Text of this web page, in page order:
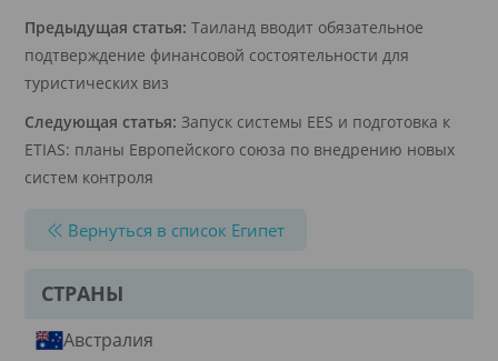
Предыдущая статья: Таиланд вводит обязательное
подтверждение финансовой состоятельности для
туристических виз
Следующая статья: Запуск системы EES и подготовка к
ETIAS: планы Европейского союза по внедрению новых
систем контроля
Вернуться в список Египет
СТРАНЫ
Австралия